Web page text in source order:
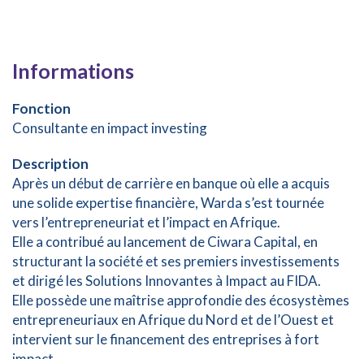
Informations
Fonction
Consultante en impact investing
Description
Après un début de carrière en banque où elle a acquis
une solide expertise financière, Warda s’est tournée
vers l’entrepreneuriat et l’impact en Afrique.
Elle a contribué au lancement de Ciwara Capital, en
structurant la société et ses premiers investissements
et dirigé les Solutions Innovantes à Impact au FIDA.
Elle possède une maîtrise approfondie des écosystèmes
entrepreneuriaux en Afrique du Nord et de l’Ouest et
intervient sur le financement des entreprises à fort